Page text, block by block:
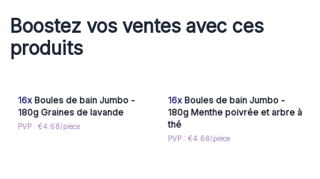
Boostez vos ventes avec ces
produits
16xBoules de bain Jumbo -
180g Graines de lavande
PVP : €4.68/piece
16xBoules de bain Jumbo -
180g Menthe poivrée et arbre à
thé
PVP : €4.68/piece